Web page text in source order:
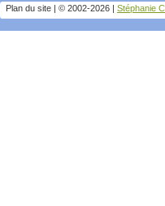
Plan du site © 2002-2026 Stéphanie C